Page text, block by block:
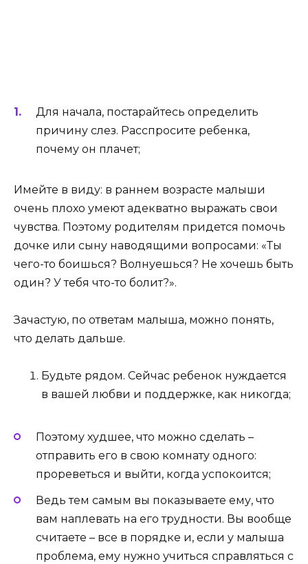
Для начала, постарайтесь определить
причину слез. Расспросите ребенка,
почему он плачет;
Имейте в виду: в раннем возрасте малыши
очень плохо умеют адекватно выражать свои
чувства. Поэтому родителям придется помочь
дочке или сыну наводящими вопросами: «Ты
чего-то боишься? Волнуешься? Не хочешь быть
один? У тебя что-то болит?».
Зачастую, по ответам малыша, можно понять,
что делать дальше.
Будьте рядом. Сейчас ребенок нуждается
в вашей любви и поддержке, как никогда;
Поэтому худшее, что можно сделать –
отправить его в свою комнату одного:
прореветься и выйти, когда успокоится;
Ведь тем самым вы показываете ему, что
вам наплевать на его трудности. Вы вообще
считаете – все в порядке и, если у малыша
проблема, ему нужно учиться справляться с